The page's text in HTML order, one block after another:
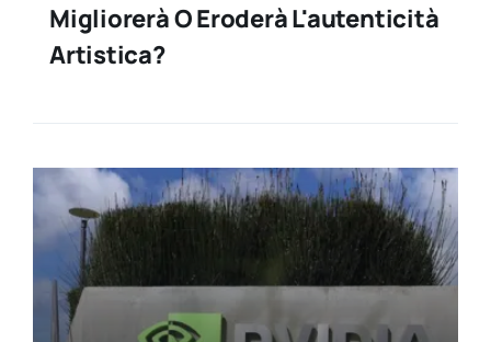
Migliorerà O Eroderà L'autenticità
Artistica?